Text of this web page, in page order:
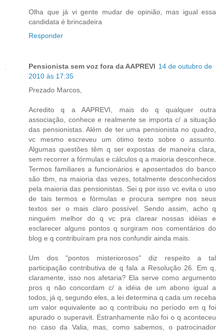
Olha que já vi gente mudar de opinião, mas igual essa
candidata é brincadeira
Responder
Pensionista sem voz fora da AAPREVI 14 de outubro de
2010 às 17:35
Prezado Marcos,
Acredito q a AAPREVI, mais do q qualquer outra
associação, conhece e realmente se importa c/ a situação
das pensionistas. Além de ter uma pensionista no quadro,
vc mesmo escreveu um ótimo texto sobre o assunto.
Algumas questões têm q ser expostas de maneira clara,
sem recorrer a fórmulas e cálculos q a maioria desconhece.
Termos familiares a funcionários e aposentados do banco
são tbm, na maioria das vezes, totalmente desconhecidos
pela maioria das pensionistas. Sei q por isso vc evita o uso
de tais termos e fórmulas e procura sempre nos seus
textos ser o mais claro possível. Sendo assim, acho q
ninguém melhor do q vc pra clarear nossas idéias e
esclarecer alguns pontos q surgiram nos comentários do
blog e q contribuíram pra nos confundir ainda mais.
Um dos "pontos misteriorosos" diz respeito a tal
participação contributiva de q fala a Resolução 26. Em q,
claramente, isso nos afetaria? Ela serve como argumento
pros q não concordam c/ a idéia de um abono igual a
todos, já q, segundo eles, a lei determina q cada um receba
um valor equivalente ao q contribuiu no período em q foi
apurado o superavit. Estranhamente não foi o q aconteceu
no caso da Valia, mas, como sabemos, o patrocinador